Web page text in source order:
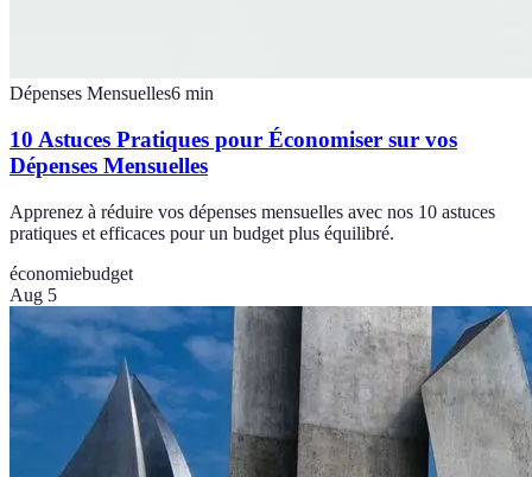
Dépenses Mensuelles6 min
10 Astuces Pratiques pour Économiser sur vos
Dépenses Mensuelles
Apprenez à réduire vos dépenses mensuelles avec nos 10 astuces
pratiques et efficaces pour un budget plus équilibré.
économiebudget
Aug 5